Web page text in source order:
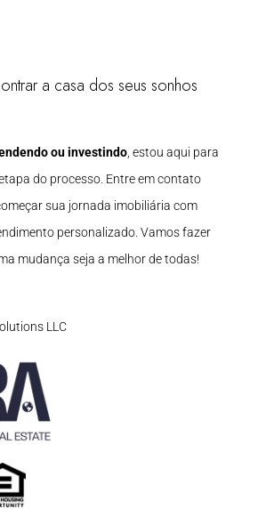
a casa dos seus sonhos
ou investindo , estou aqui para
do processo. Entre em contato
sua jornada imobiliária com
personalizado. Vamos fazer
mudança seja a melhor de todas!
LLC